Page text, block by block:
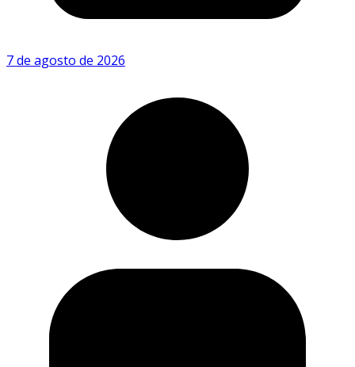
7 de agosto de 2026